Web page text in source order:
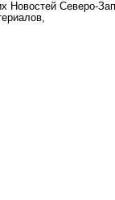
Новостей Северо-